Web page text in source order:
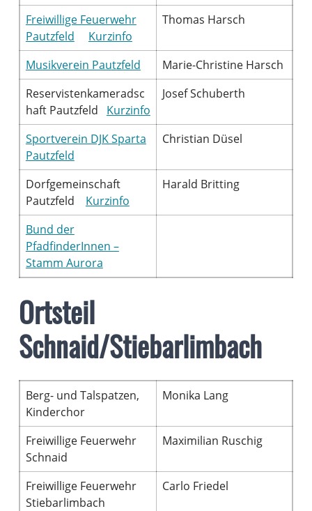
Freiwillige Feuerwehr
Pautzfeld
Kurzinfo
Thomas Harsch
Musikverein Pautzfeld
Marie-Christine Harsch
Reservistenkameradsc
haft Pautzfeld Kurzinfo
Josef Schuberth
Sportverein DJK Sparta
Pautzfeld
Christian Düsel
Dorfgemeinschaft
Pautzfeld Kurzinfo
Harald Britting
Bund der
PfadfinderInnen –
Stamm Aurora
Ortsteil
Schnaid/Stiebarlimbach
Berg- und Talspatzen,
Kinderchor
Monika Lang
Freiwillige Feuerwehr
Schnaid
Maximilian Ruschig
Freiwillige Feuerwehr
Stiebarlimbach
Carlo Friedel